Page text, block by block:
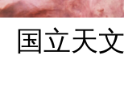
国立天